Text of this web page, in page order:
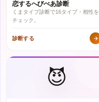
恋するへびべあ診断
くまタイプ診断で16タイプ・相性を
チェック。
診断する
😈